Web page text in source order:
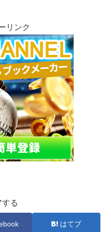
リンク
する
はてブ